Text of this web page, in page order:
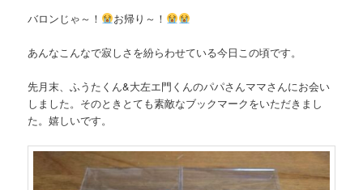
バロンじゃ～！ お帰り～！
あんなこんなで寂しさを紛らわせている今日この頃です。
先月末、ふうたくん&大左エ門くんのパパさんママさんにお会い
しました。そのときとても素敵なブックマークをいただきまし
た。嬉しいです。